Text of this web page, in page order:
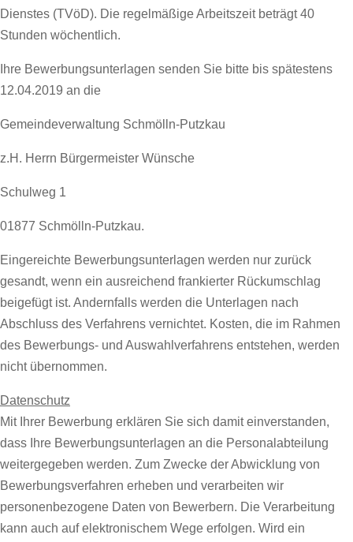
Dienstes (TVöD). Die regelmäßige Arbeitszeit beträgt 40
Stunden wöchentlich.
Ihre Bewerbungsunterlagen senden Sie bitte bis spätestens
12.04.2019 an die
Gemeindeverwaltung Schmölln-Putzkau
z.H. Herrn Bürgermeister Wünsche
Schulweg 1
01877 Schmölln-Putzkau.
Eingereichte Bewerbungsunterlagen werden nur zurück
gesandt, wenn ein ausreichend frankierter Rückumschlag
beigefügt ist. Andernfalls werden die Unterlagen nach
Abschluss des Verfahrens vernichtet. Kosten, die im Rahmen
des Bewerbungs- und Auswahlverfahrens entstehen, werden
nicht übernommen.
Datenschutz
Mit Ihrer Bewerbung erklären Sie sich damit einverstanden,
dass Ihre Bewerbungsunterlagen an die Personalabteilung
weitergegeben werden. Zum Zwecke der Abwicklung von
Bewerbungsverfahren erheben und verarbeiten wir
personenbezogene Daten von Bewerbern. Die Verarbeitung
kann auch auf elektronischem Wege erfolgen. Wird ein